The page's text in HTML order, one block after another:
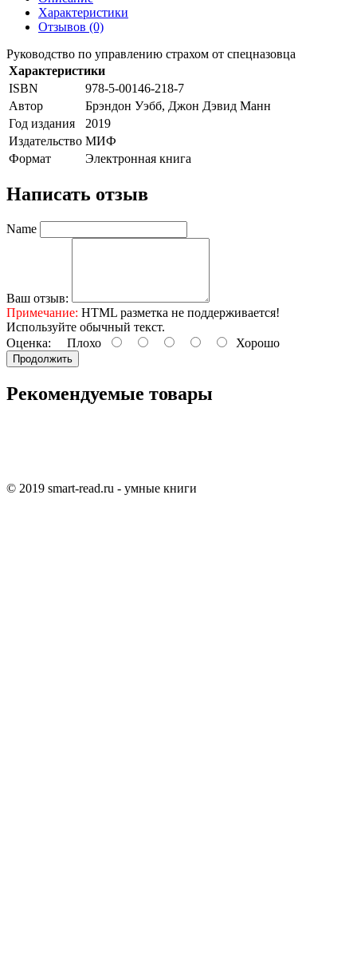
Характеристики
Отзывов (0)
Руководство по управлению страхом от спецназовца
Характеристики
ISBN
978-5-00146-218-7
Автор
Брэндон Уэбб, Джон Дэвид Манн
Год издания
2019
Издательство МИФ
Формат
Электронная книга
Написать отзыв
Name
Ваш отзыв:
Примечание: HTML разметка не поддерживается!
Используйте обычный текст.
Оценка: Плохо Хорошо
Продолжить
Рекомендуемые товары
© 2019 smart-read.ru - умные книги